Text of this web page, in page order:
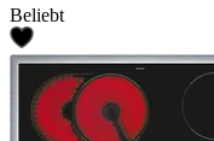
Beliebt